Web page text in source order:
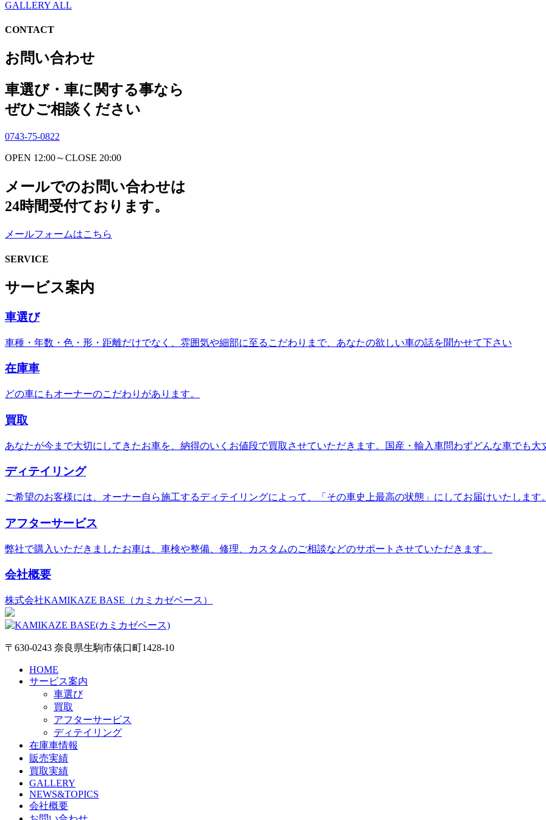
GALLERY ALL
CONTACT
お問い合わせ
車選び・車に関する事なら
ぜひご相談ください
0743-75-0822
OPEN 12:00～CLOSE 20:00
メールでのお問い合わせは
24時間受付ております。
メールフォームはこちら
SERVICE
サービス案内
車選び
車種・年数・色・形・距離だけでなく、雰囲気や細部に至るこだわりまで、あなたの欲しい車の話を聞かせて下さい
在庫車
どの車にもオーナーのこだわりがあります。
買取
あなたが今まで大切にしてきたお車を、納得のいくお値段で買取させていただきます。国産・輸入車問わずどんな車でも大
ディテイリング
ご希望のお客様には、オーナー自ら施工するディテイリングによって、「その車史上最高の状態」にしてお届けいたします。
アフターサービス
弊社で購入いただきましたお車は、車検や整備、修理、カスタムのご相談などのサポートさせていただきます。
会社概要
株式会社KAMIKAZE BASE（カミカゼベース）
〒630-0243 奈良県生駒市俵口町1428-10
HOME
サービス案内
車選び
買取
アフターサービス
ディテイリング
在庫車情報
販売実績
買取実績
GALLERY
NEWS&TOPICS
会社概要